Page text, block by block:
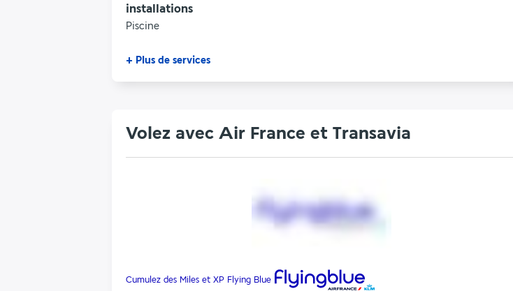
installations
Piscine
+ Plus de services
Volez avec Air France et Transavia
Cumulez des Miles et XP Flying Blue